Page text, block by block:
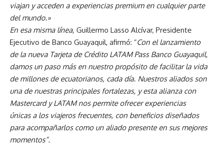
viajan y acceden a experiencias premium en cualquier parte
del mundo.»
En esa misma línea, Guillermo Lasso Alcívar, Presidente
Ejecutivo de Banco Guayaquil, afirmó: “Con el lanzamiento
de la nueva Tarjeta de Crédito LATAM Pass Banco Guayaquil,
damos un paso más en nuestro propósito de facilitar la vida
de millones de ecuatorianos, cada día. Nuestros aliados son
una de nuestras principales fortalezas, y esta alianza con
Mastercard y LATAM nos permite ofrecer experiencias
únicas a los viajeros frecuentes, con beneficios diseñados
para acompañarlos como un aliado presente en sus mejores
momentos”.